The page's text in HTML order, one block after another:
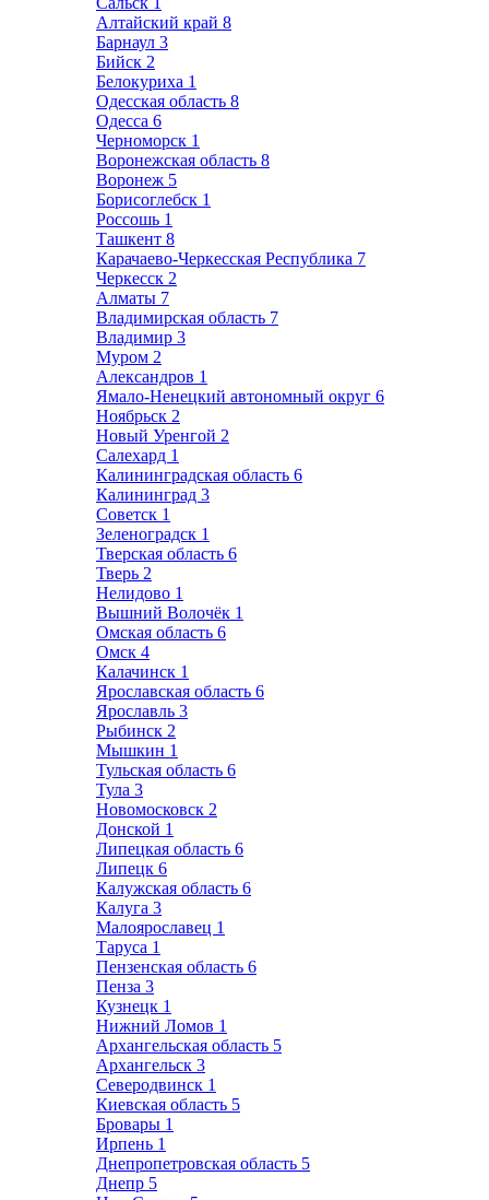
Алтайский край 8
Барнаул 3
Бийск 2
Белокуриха 1
Одесская область 8
Одесса 6
Черноморск 1
Воронежская область 8
Воронеж 5
Борисоглебск 1
Россошь 1
Ташкент 8
Карачаево-Черкесская Республика 7
Черкесск 2
Алматы 7
Владимирская область 7
Владимир 3
Муром 2
Александров 1
Ямало-Ненецкий автономный округ 6
Ноябрьск 2
Новый Уренгой 2
Салехард 1
Калининградская область 6
Калининград 3
Советск 1
Зеленоградск 1
Тверская область 6
Тверь 2
Нелидово 1
Вышний Волочёк 1
Омская область 6
Омск 4
Калачинск 1
Ярославская область 6
Ярославль 3
Рыбинск 2
Мышкин 1
Тульская область 6
Тула 3
Новомосковск 2
Донской 1
Липецкая область 6
Липецк 6
Калужская область 6
Калуга 3
Малоярославец 1
Таруса 1
Пензенская область 6
Пенза 3
Кузнецк 1
Нижний Ломов 1
Архангельская область 5
Архангельск 3
Северодвинск 1
Киевская область 5
Бровары 1
Ирпень 1
Днепропетровская область 5
Днепр 5